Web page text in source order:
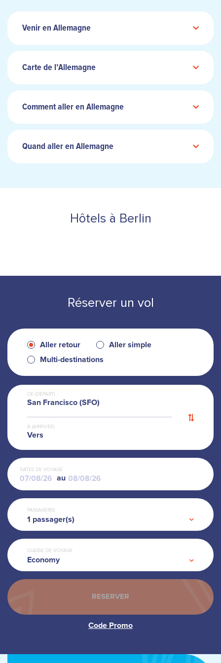
Venir en Allemagne
Carte de l’Allemagne
Comment aller en Allemagne
Quand aller en Allemagne
Hôtels à Berlin
Réserver un vol
Aller retour
Aller simple
Multi-destinations
DE (DÉPART)
San Francisco (SFO)
A (ARRIVÉE)
Vers
DATES DE VOYAGE
au
PASSAGER(S)
1 passager(s)
CLASSE DE VOYAGE
Economy